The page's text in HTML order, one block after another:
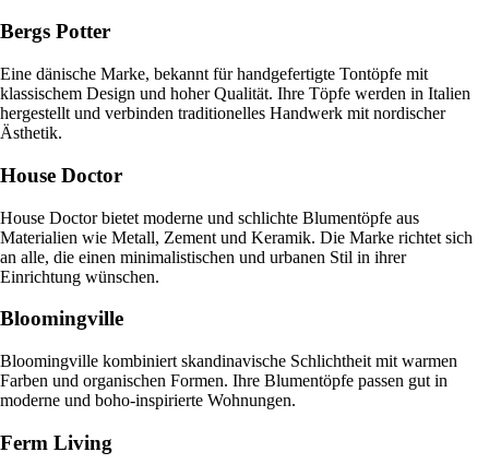
Bergs Potter
Eine dänische Marke, bekannt für handgefertigte Tontöpfe mit
klassischem Design und hoher Qualität. Ihre Töpfe werden in Italien
hergestellt und verbinden traditionelles Handwerk mit nordischer
Ästhetik.
House Doctor
House Doctor bietet moderne und schlichte Blumentöpfe aus
Materialien wie Metall, Zement und Keramik. Die Marke richtet sich
an alle, die einen minimalistischen und urbanen Stil in ihrer
Einrichtung wünschen.
Bloomingville
Bloomingville kombiniert skandinavische Schlichtheit mit warmen
Farben und organischen Formen. Ihre Blumentöpfe passen gut in
moderne und boho-inspirierte Wohnungen.
Ferm Living